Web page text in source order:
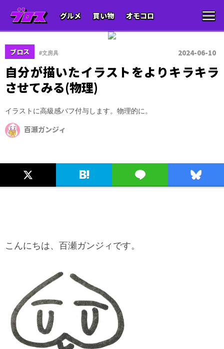
グルメ 買い物 オモコロ
ブロス #文房具 2024-06-10
自分が描いたイラストをよりキラキラ
させてみる(物理)
イラストに高級感バフ付与します。物理的に。
百瀬ガンジィ
こんにちは、百瀬ガンジィです。